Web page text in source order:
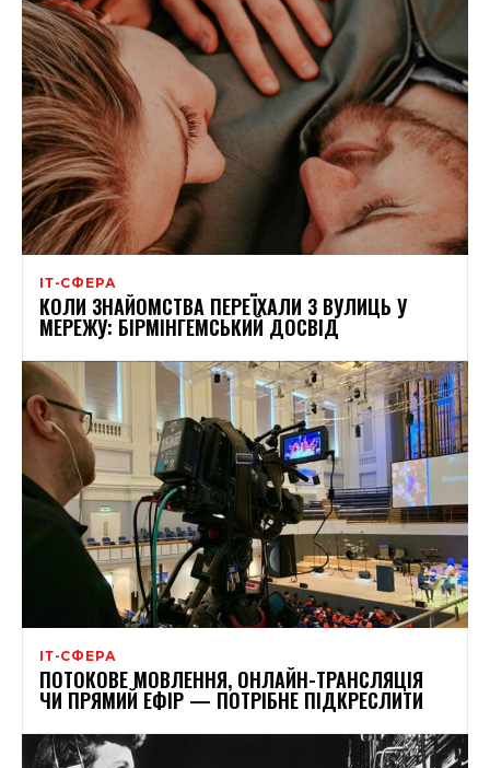
ІТ-СФЕРА
КОЛИ ЗНАЙОМСТВА ПЕРЕЇХАЛИ З ВУЛИЦЬ У
МЕРЕЖУ: БІРМІНГЕМСЬКИЙ ДОСВІД
ІТ-СФЕРА
ПОТОКОВЕ МОВЛЕННЯ, ОНЛАЙН-ТРАНСЛЯЦІЯ
ЧИ ПРЯМИЙ ЕФІР — ПОТРІБНЕ ПІДКРЕСЛИТИ